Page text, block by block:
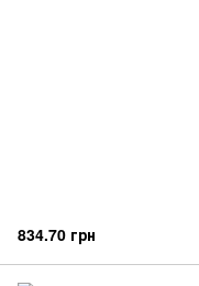
834.70 грн